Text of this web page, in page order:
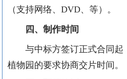
（支持网络、DVD、等）。
四、 制作时间
与中标方签订正式合同起
植物园的要求协商交片时间。